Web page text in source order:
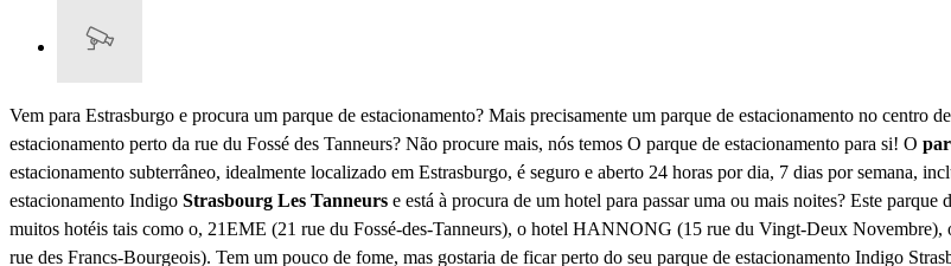
Vem para Estrasburgo e procura um parque de estacionamento? Mais precisamente um parque de estacionamento no centro
estacionamento perto da rue du Fossé des Tanneurs? Não procure mais, nós temos O parque de estacionamento para si! O
estacionamento subterrâneo, idealmente localizado em Estrasburgo, é seguro e aberto 24 horas por dia, 7 dias por semana,
estacionamento Indigo Strasbourg Les Tanneurs e está à procura de um hotel para passar uma ou mais noites? Este
muitos hotéis tais como o, 21EME (21 rue du Fossé-des-Tanneurs), o hotel HANNONG (15 rue du Vingt-Deux
rue des Francs-Bourgeois). Tem um pouco de fome, mas gostaria de ficar perto do seu parque de estacionamento Indigo